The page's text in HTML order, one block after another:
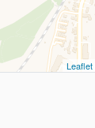
Leaflet